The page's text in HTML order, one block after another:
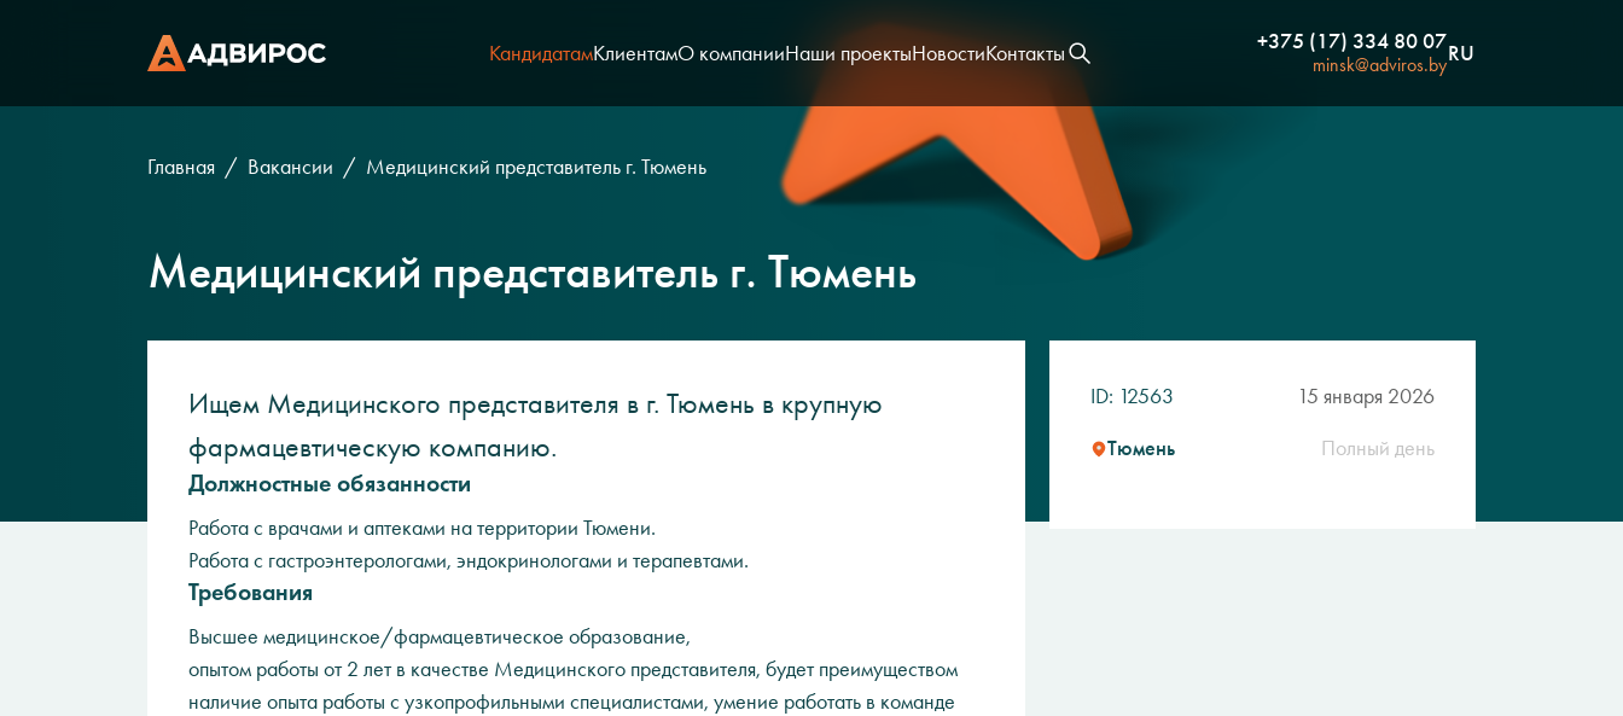
КандидатамКлиентамО компанииНаши проектыНовостиКонтакты +375 (17) 334 80 07
minsk@adviros.byRU
Главная Вакансии Медицинский представитель г. Тюмень
Медицинский представитель г. Тюмень
Ищем Медицинского представителя в г. Тюмень в крупную
фармацевтическую компанию.
Должностные обязанности
Работа с врачами и аптеками на территории Тюмени.
Работа с гастроэнтерологами, эндокринологами и терапевтами.
Требования
Высшее медицинское/фармацевтическое образование,
опытом работы от 2 лет в качестве Медицинского представителя, будет преимуществом
наличие опыта работы с узкопрофильными специалистами, умение работать в команде
ID: 12563
15 января 2026
Тюмень
Полный день